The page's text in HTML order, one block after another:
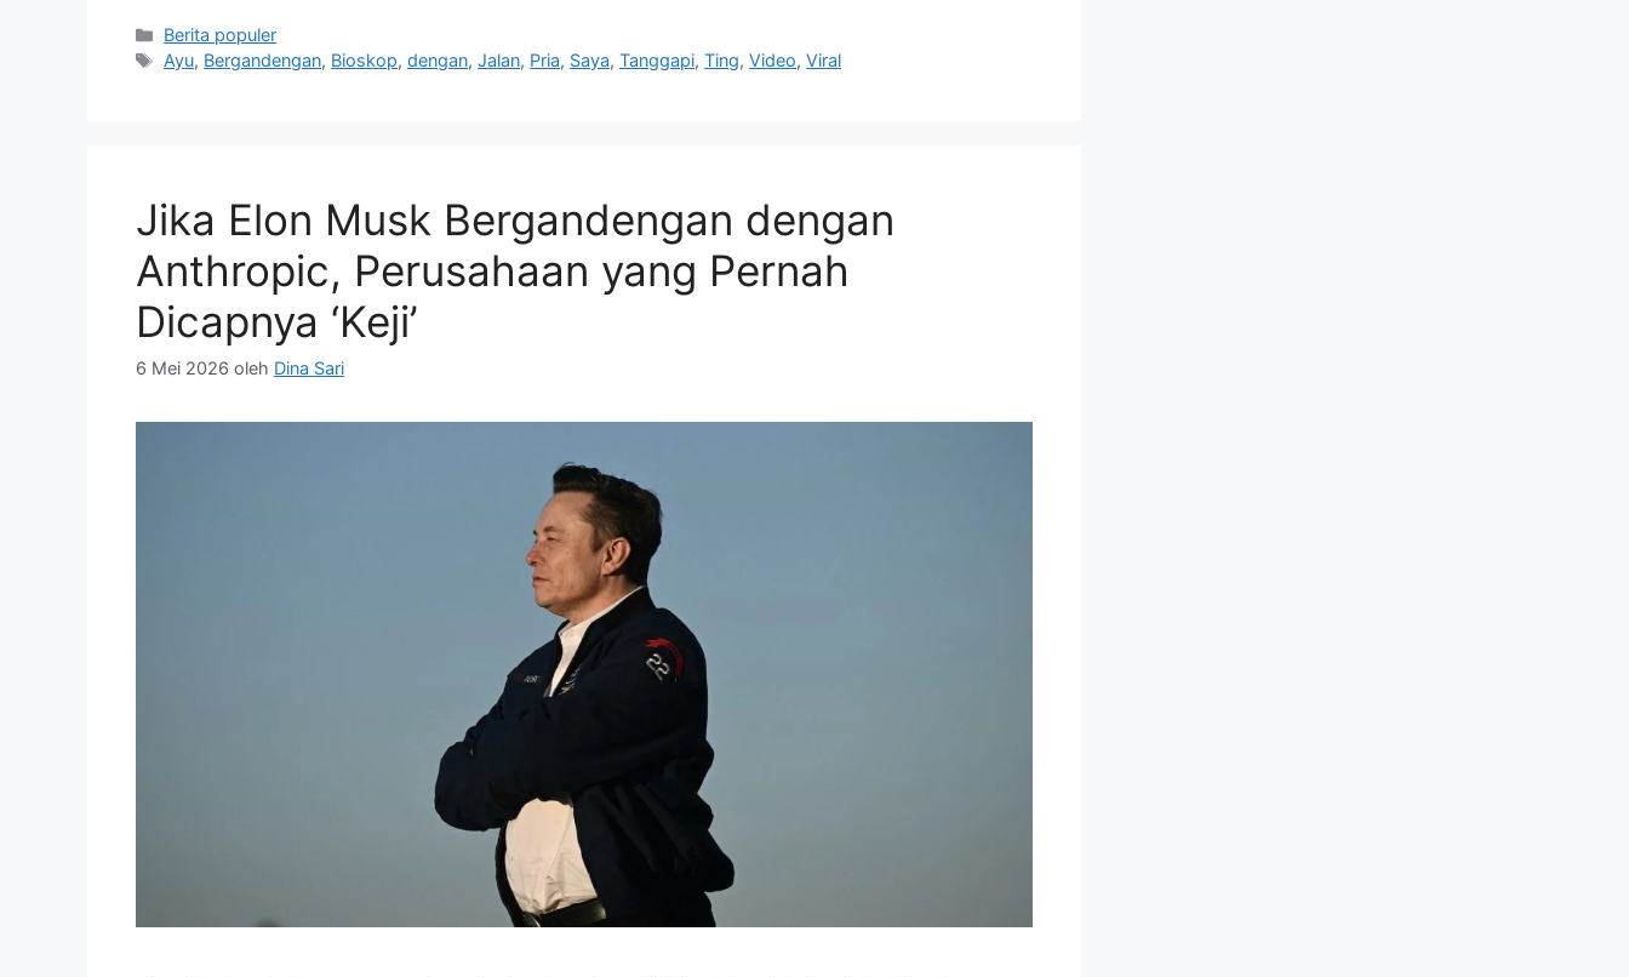
Kategori
Berita populer
Tag
Ayu, Bergandengan, Bioskop,dengan,Jalan, Pria, Saya,Tanggapi,Ting,Video,Viral
Jika Elon Musk Bergandengan dengan
Anthropic, Perusahaan yang Pernah
Dicapnya ‘Keji’
6 Mei 2026 oleh Dina Sari